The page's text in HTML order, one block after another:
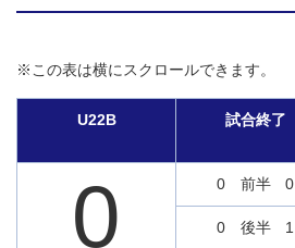
※この表は横にスクロールできます。
U22B 試合終了
0 0 前半 0
0 後半 1